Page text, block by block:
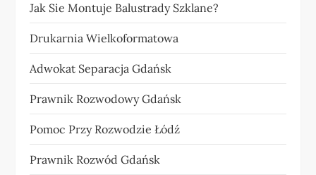
Jak Sie Montuje Balustrady Szklane?
Drukarnia Wielkoformatowa
Adwokat Separacja Gdańsk
Prawnik Rozwodowy Gdańsk
Pomoc Przy Rozwodzie Łódź
Prawnik Rozwód Gdańsk